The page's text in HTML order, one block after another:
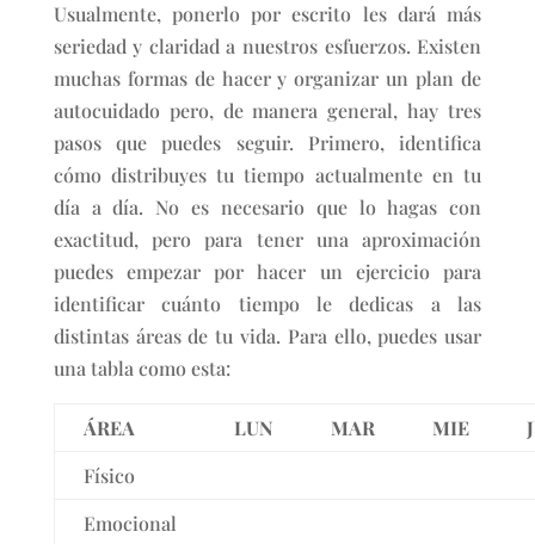
Usualmente, ponerlo por escrito les dará más
seriedad y claridad a nuestros esfuerzos. Existen
muchas formas de hacer y organizar un plan de
autocuidado pero, de manera general, hay tres
pasos que puedes seguir. Primero, identifica
cómo distribuyes tu tiempo actualmente en tu
día a día. No es necesario que lo hagas con
exactitud, pero para tener una aproximación
puedes empezar por hacer un ejercicio para
identificar cuánto tiempo le dedicas a las
distintas áreas de tu vida. Para ello, puedes usar
una tabla como esta:
ÁREA LUN MAR MIE
Físico
Emocional